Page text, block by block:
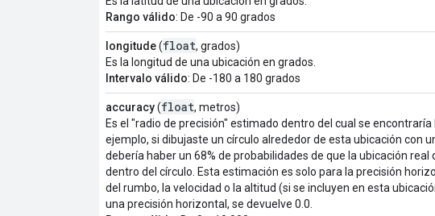
Rango válido: De -90 a 90 grados
longitude(float, grados)
Es la longitud de una ubicación en grados.
Intervalo válido: De -180 a 180 grados
accuracy(float, metros)
Es el "radio de precisión" estimado dentro del cual se
ejemplo, si dibujaste un círculo alrededor de esta ubicación con
debería haber un 68% de probabilidades de que la ubicación real
dentro del círculo. Esta estimación es solo para la precisión
del rumbo, la velocidad o la altitud (si se incluyen en esta
una precisión horizontal, se devuelve 0.0.